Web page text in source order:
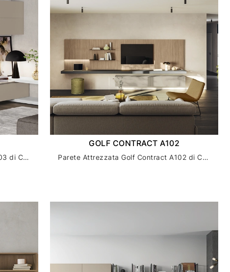
Parete Attrezzata Golf Contract A103 di Colombini Casa
GOLF CONTRACT A102
Parete Attrezzata Golf Contract A102 di Colombini Casa